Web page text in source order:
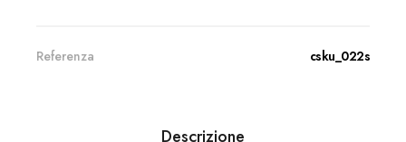
Referenza csku_022s
Descrizione